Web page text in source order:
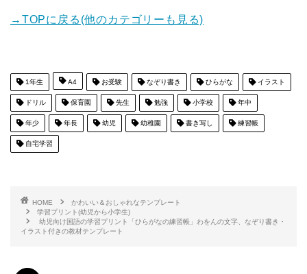
→TOPに戻る(他のカテゴリーも見る)
1年生 A4 お受験 なぞり書き ひらがな イラスト
ドリル 保育園 先生 勉強 小学校 年中
年少 年長 幼児 幼稚園 書き写し 練習帳
自宅学習
HOME
かわいい＆おしゃれなテンプレート
学習プリント(幼児から小学生)
幼児向け国語の学習プリント「ひらがなの練習帳」わをんの文字、なぞり書き・
イラスト付きの教材テンプレート